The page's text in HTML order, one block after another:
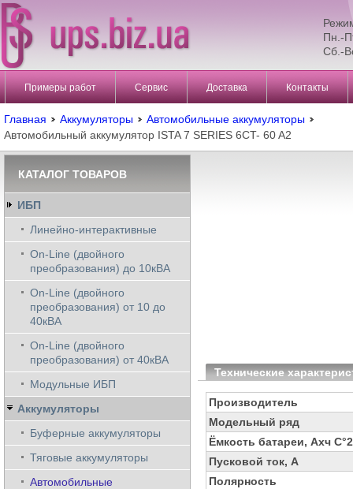
Пн.-
Сб.-
Примеры работ Сервис Доставка Контакты
Главная Аккумуляторы
Автомобильные аккумуляторы
Автомобильный аккумулятор ISTA 7 SERIES 6CT- 60 A2
Технические
Производитель
Модельный ряд
Ёмкость батареи, Ахч
Пусковой ток, А
Полярность
КАТАЛОГ ТОВАРОВ
ИБП
Линейно-интерактивные
On-Line (двойного
преобразования) до 10кВА
On-Line (двойного
преобразования) от 10 до
40кВА
On-Line (двойного
преобразования) от 40кВА
Модульные ИБП
Аккумуляторы
Буферные аккумуляторы
Тяговые аккумуляторы
Автомобильные